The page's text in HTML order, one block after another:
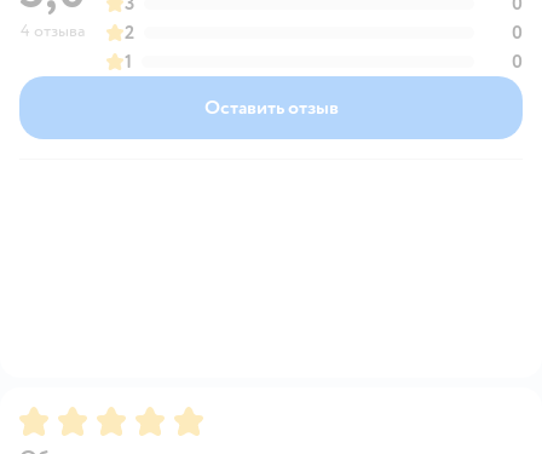
4 отзыва
2
0
1
0
Оставить отзыв
Рейтинг:5